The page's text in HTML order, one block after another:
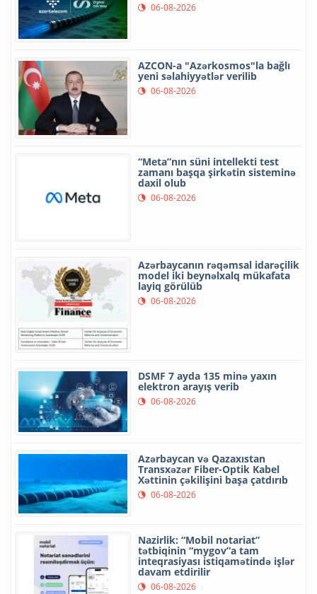
06-08-2026
AZCON-a "Azərkosmos"la bağlı
yeni səlahiyyətlər verilib
06-08-2026
“Meta”nın süni intellekti test
zamanı başqa şirkətin sisteminə
daxil olub
06-08-2026
Azərbaycanın rəqəmsal idarəçilik
model iki beynəlxalq mükafata
layiq görülüb
06-08-2026
DSMF 7 ayda 135 minə yaxın
elektron arayış verib
06-08-2026
Azərbaycan və Qazaxıstan
Transxəzər Fiber-Optik Kabel
Xəttinin çəkilişini başa çatdırıb
06-08-2026
Nazirlik: “Mobil notariat”
tətbiqinin “mygov”a tam
inteqrasiyası istiqamətində işlər
davam etdirilir
06-08-2026